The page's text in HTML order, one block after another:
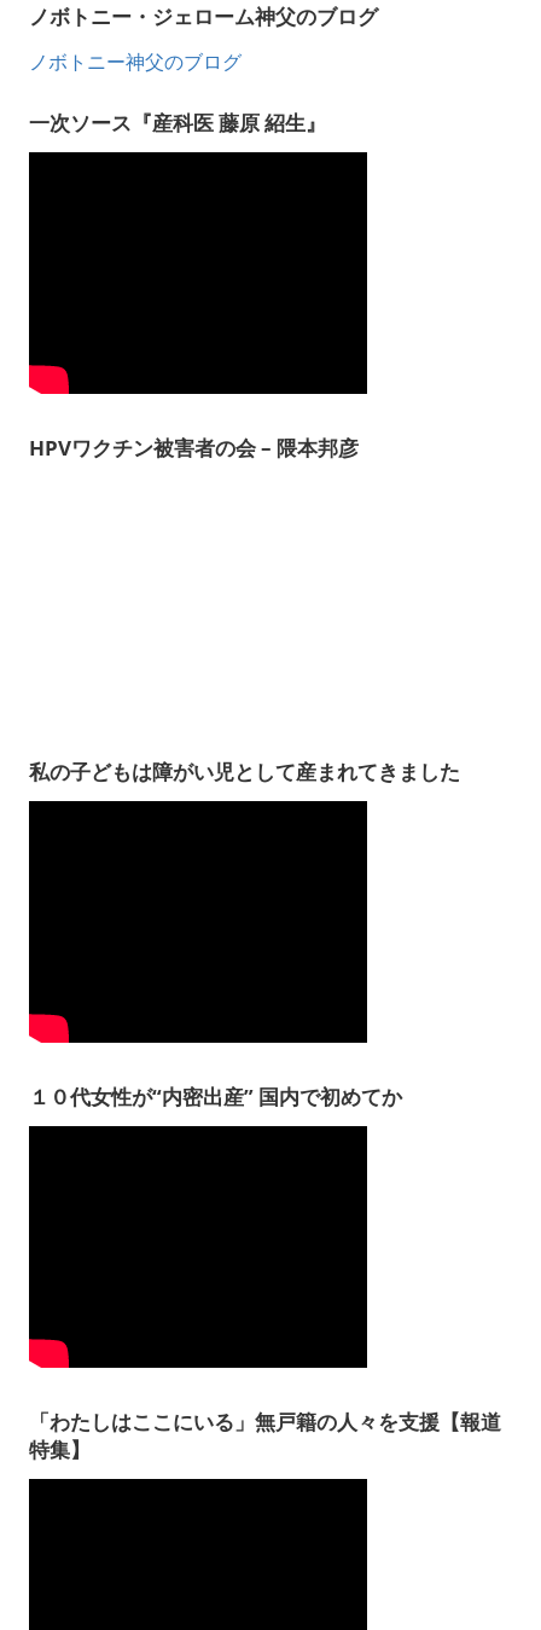
ノボトニー・ジェローム神父のブログ
ノボトニー神父のブログ
一次ソース『産科医 藤原 紹生』
HPVワクチン被害者の会 – 隈本邦彦
私の子どもは障がい児として産まれてきました
１０代女性が“内密出産” 国内で初めてか
「わたしはここにいる」無戸籍の人々を支援【報道
特集】